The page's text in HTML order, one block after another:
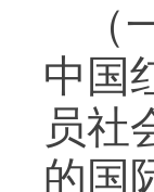
中国
员社
的国